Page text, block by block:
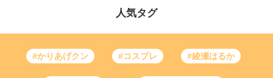
人気タグ
#かりあげクン #コスプレ #綾瀬はるか